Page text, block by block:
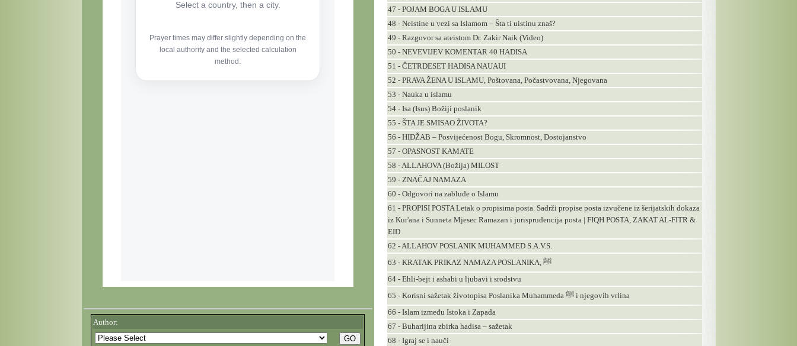
Author:
47 - POJAM BOGA U ISLAMU
48 - Neistine u vezi sa Islamom – Šta ti uistinu znaš?
49 - Razgovor sa ateistom Dr. Zakir Naik (Video)
50 - NEVEVIJEV KOMENTAR 40 HADISA
51 - ČETRDESET HADISA NAUAUI
52 - PRAVA ŽENA U ISLAMU, Poštovana, Počastvovana, Njegovana
53 - Nauka u islamu
54 - Isa (Isus) Božiji poslanik
55 - ŠTA JE SMISAO ŽIVOTA?
56 - HIDŽAB – Posvijećenost Bogu, Skromnost, Dostojanstvo
57 - OPASNOST KAMATE
58 - ALLAHOVA (Božija) MILOST
59 - ZNAČAJ NAMAZA
60 - Odgovori na zablude o Islamu
61 - PROPISI POSTA Letak o propisima posta. Sadrži propise posta izvučene iz šerijatskih dokaza
iz Kur'ana i Sunneta Mjesec Ramazan i jurisprudencija posta | FIQH POSTA, ZAKAT AL-FITR &
EID
62 - ALLAHOV POSLANIK MUHAMMED S.A.V.S.
63 - KRATAK PRIKAZ NAMAZA POSLANIKA, ﷺ
64 - Ehli-bejt i ashabi u ljubavi i srodstvu
65 - Korisni sažetak životopisa Poslanika Muhammeda ﷺ i njegovih vrlina
66 - Islam između Istoka i Zapada
67 - Buharijina zbirka hadisa – sažetak
68 - Igraj se i nauči